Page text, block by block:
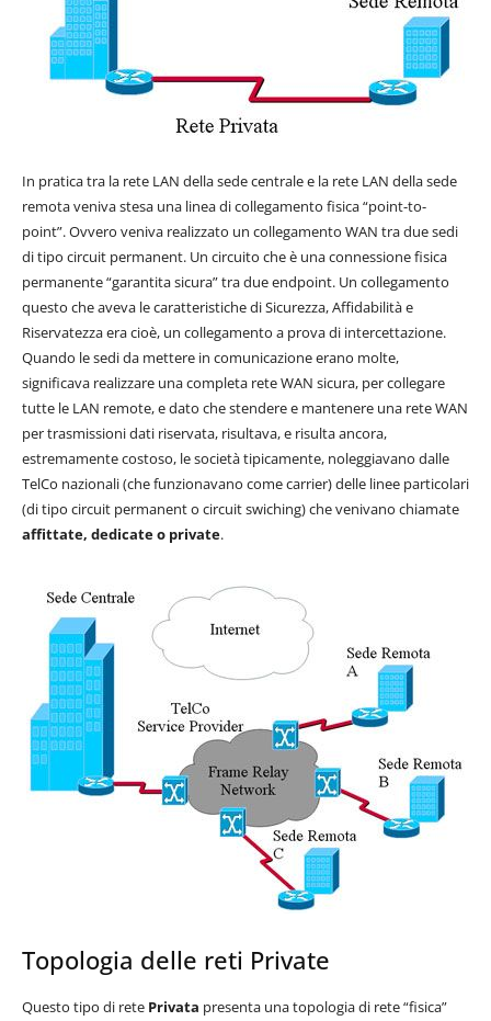
In pratica tra la rete LAN della sede centrale e la rete LAN della sede
remota veniva stesa una linea di collegamento fisica “point-to-
point”. Ovvero veniva realizzato un collegamento WAN tra due sedi
di tipo circuit permanent. Un circuito che è una connessione fisica
permanente “garantita sicura” tra due endpoint. Un collegamento
questo che aveva le caratteristiche di Sicurezza, Affidabilità e
Riservatezza era cioè, un collegamento a prova di intercettazione.
Quando le sedi da mettere in comunicazione erano molte,
significava realizzare una completa rete WAN sicura, per collegare
tutte le LAN remote, e dato che stendere e mantenere una rete WAN
per trasmissioni dati riservata, risultava, e risulta ancora,
estremamente costoso, le società tipicamente, noleggiavano dalle
TelCo nazionali (che funzionavano come carrier) delle linee particolari
(di tipo circuit permanent o circuit swiching) che venivano chiamate
affittate, dedicate o private.
Topologia delle reti Private
Questo tipo di rete Privata presenta una topologia di rete “fisica”